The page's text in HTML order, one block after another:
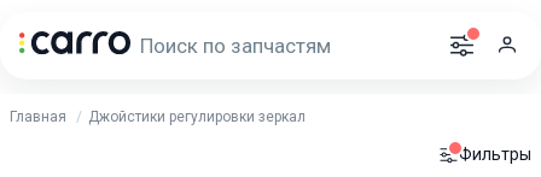
Главная Джойстики регулировки зеркал
Фильтры